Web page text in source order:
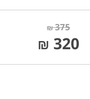
375
₪
320
₪